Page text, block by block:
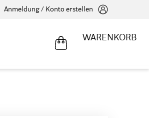
Anmeldung / Konto erstellen
WARENKORB